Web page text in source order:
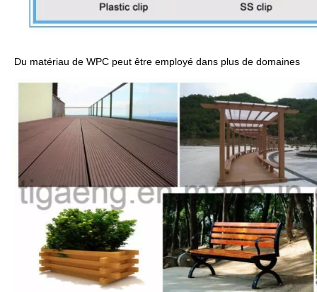
Du matériau de WPC peut être employé dans plus de domaines